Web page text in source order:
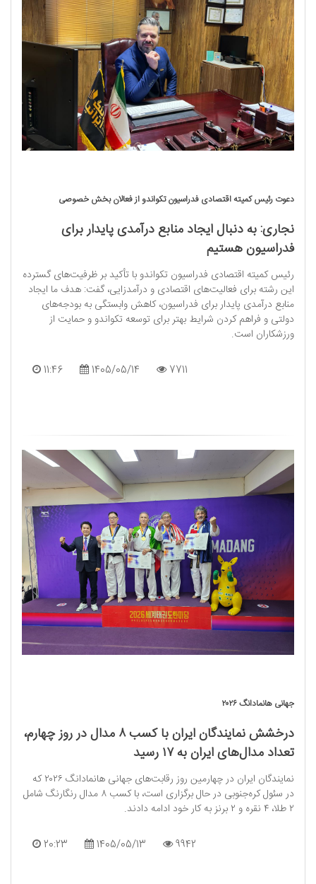
دعوت رئیس کمیته اقتصادی فدراسیون تکواندو از فعالان بخش خصوصی
نجاری: به دنبال ایجاد منابع درآمدی پایدار برای
فدراسیون هستیم
رئیس کمیته اقتصادی فدراسیون تکواندو با تأکید بر ظرفیت‌های گسترده
این رشته برای فعالیت‌های اقتصادی و درآمدزایی، گفت: هدف ما ایجاد
منابع درآمدی پایدار برای فدراسیون، کاهش وابستگی به بودجه‌های
دولتی و فراهم کردن شرایط بهتر برای توسعه تکواندو و حمایت از
ورزشکاران است.
11:46 1405/05/14 7711
جهانی هانمادانگ ۲۰۲۶
درخشش نمایندگان ایران با کسب ۸ مدال در روز چهارم،
تعداد مدال‌های ایران به ۱۷ رسید
نمایندگان ایران در چهارمین روز رقابت‌های جهانی هانمادانگ ۲۰۲۶ که
در سئول کره‌جنوبی در حال برگزاری است، با کسب ۸ مدال رنگارنگ شامل
۲ طلا، ۴ نقره و ۲ برنز به کار خود ادامه دادند.
20:23 1405/05/13 9942